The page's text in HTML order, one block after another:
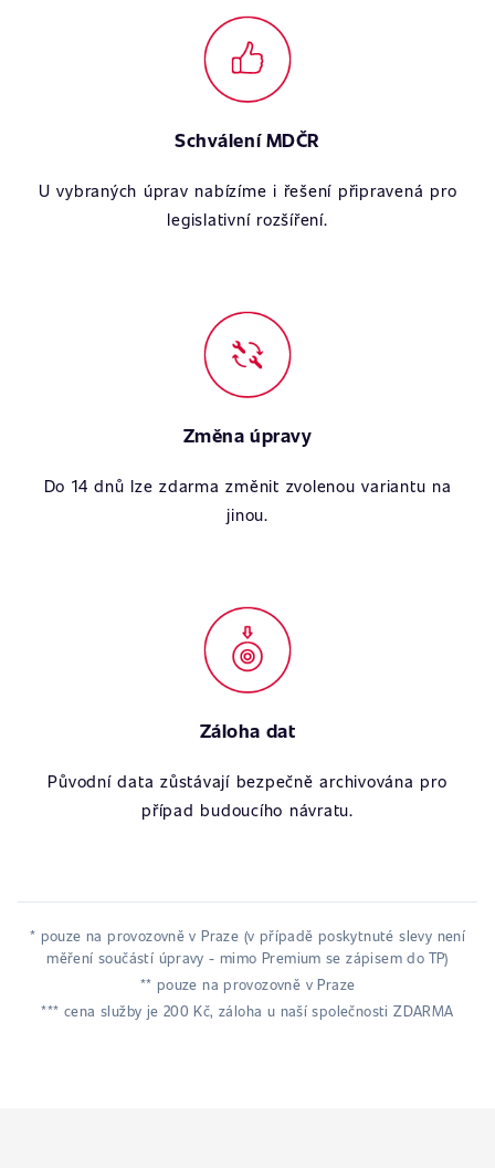
Schválení MDČR
U vybraných úprav nabízíme i řešení připravená pro
legislativní rozšíření.
Změna úpravy
Do 14 dnů lze zdarma změnit zvolenou variantu na
jinou.
Záloha dat
Původní data zůstávají bezpečně archivována pro
případ budoucího návratu.
* pouze na provozovně v Praze (v případě poskytnuté slevy není
měření součástí úpravy - mimo Premium se zápisem do TP)
** pouze na provozovně v Praze
*** cena služby je 200 Kč, záloha u naší společnosti ZDARMA